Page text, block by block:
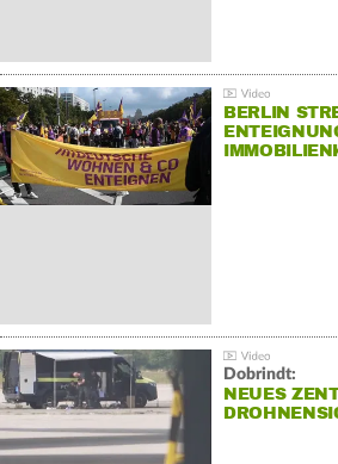
BERLIN
Dobrindt:
NEUES